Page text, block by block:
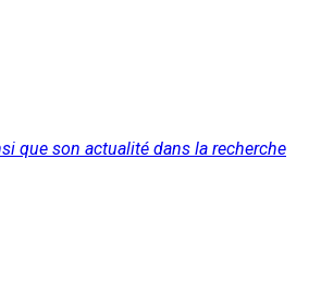
que son actualité dans la recherche